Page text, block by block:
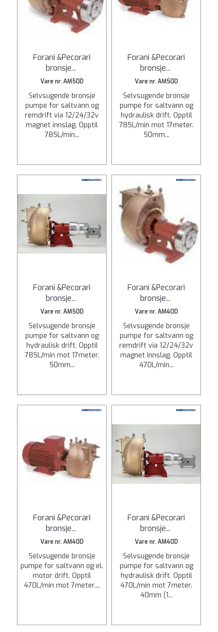
Forani &Pecorari
bronsje...
Vare nr. AM50D
Selvsugende bronsje
pumpe for saltvann og
remdrift via 12/24/32v
magnet innslag. Opptil
785L/min...
Forani &Pecorari
bronsje...
Vare nr. AM50D
Selvsugende bronsje
pumpe for saltvann og
hydraulisk drift. Opptil
785L/min mot 17meter.
50mm...
Forani &Pecorari
bronsje...
Vare nr. AM50D
Selvsugende bronsje
pumpe for saltvann og
hydraulisk drift. Opptil
785L/min mot 17meter.
50mm...
Forani &Pecorari
bronsje...
Vare nr. AM40D
Selvsugende bronsje
pumpe for saltvann og
remdrift via 12/24/32v
magnet innslag. Opptil
470L/min...
Forani &Pecorari
bronsje...
Vare nr. AM40D
Selvsugende bronsje
pumpe for saltvann og el.
motor drift. Opptil
470L/min mot 7meter....
Forani &Pecorari
bronsje...
Vare nr. AM40D
Selvsugende bronsje
pumpe for saltvann og
hydraulisk drift. Opptil
470L/min mot 7meter.
40mm (1...